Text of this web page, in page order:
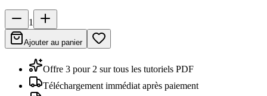
1
Ajouter au panier
Offre 3 pour 2 sur tous les tutoriels PDF
Téléchargement immédiat après paiement